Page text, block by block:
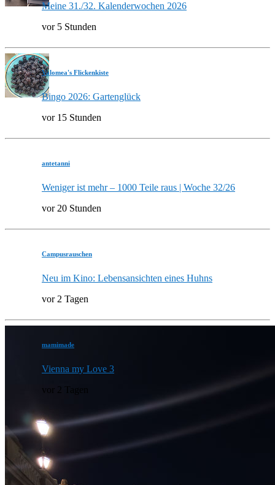
Meine 31./32. Kalenderwochen 2026
vor 5 Stunden
Valomea's Flickenkiste
Bingo 2026: Gartenglück
vor 15 Stunden
antetanni
Weniger ist mehr – 1000 Teile raus | Woche 32/26
vor 20 Stunden
Campusrauschen
Neu im Kino: Lebensansichten eines Huhns
vor 2 Tagen
mamimade
Vienna my Love 3
vor 2 Tagen